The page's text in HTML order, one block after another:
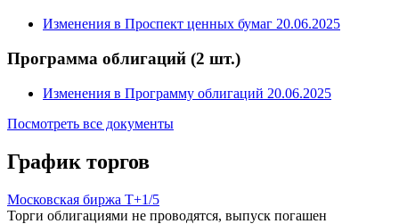
Изменения в Проспект ценных бумаг 20.06.2025
Программа облигаций (2 шт.)
Изменения в Программу облигаций 20.06.2025
Посмотреть все документы
График торгов
Московская биржа Т+1/5
Торги облигациями не проводятся, выпуск погашен